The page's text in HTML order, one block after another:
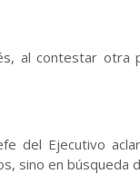
al contestar otra
del Ejecutivo
sino en búsqueda